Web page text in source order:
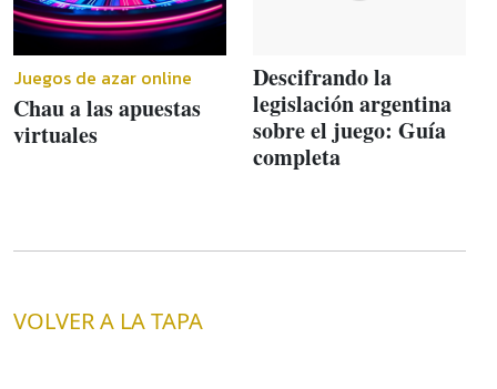
Juegos de azar online
Chau a las apuestas
virtuales
Descifrando la
legislación argentina
sobre el juego: Guía
completa
VOLVER A LA TAPA